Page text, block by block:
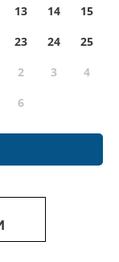
13 14
15
23 24
25
2 3
4
6